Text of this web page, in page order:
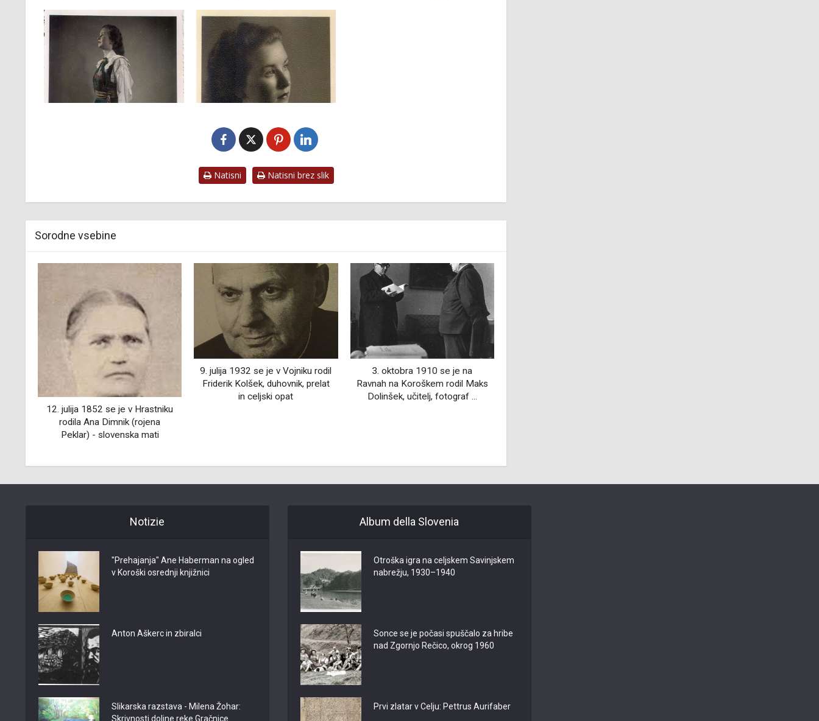
Natisni Natisni brez slik
Sorodne vsebine
9. julija 1932 se je v Vojniku rodil
Friderik Kolšek, duhovnik, prelat
in celjski opat
3. oktobra 1910 se je na
Ravnah na Koroškem rodil Maks
Dolinšek, učitelj, fotograf ...
25. februar 1978 - proizveden
prvi traktor v Sloveniji
Notizie
"Prehajanja" Ane Haberman na ogled
v Koroški osrednji knjižnici
Anton Aškerc in zbiralci
Slikarska razstava - Milena Žohar:
Skrivnosti doline reke Gračnice
Album della Slovenia
Otroška igra na celjskem Savinjskem
nabrežju, 1930–1940
Sonce se je počasi spuščalo za hribe
nad Zgornjo Rečico, okrog 1960
Prvi zlatar v Celju: Pettrus Aurifaber